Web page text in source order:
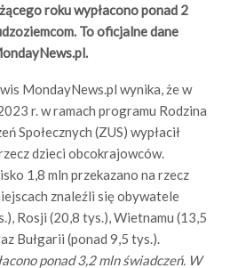
roku wypłacono ponad 2
To oficjalne dane
MondayNews.pl wynika, że w
r. w ramach programu Rodzina
Społecznych (ZUS) wypłacił
dzieci obcokrajowców.
1,8 mln przekazano na rzecz
znaleźli się obywatele
Rosji (20,8 tys.), Wietnamu (13,5
Bułgarii (ponad 9,5 tys.).
ponad 3,2 mln świadczeń. W